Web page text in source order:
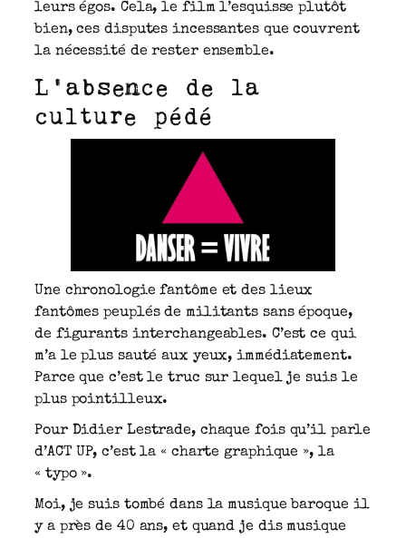
leurs égos. Cela, le film l’esquisse plutôt
bien, ces disputes incessantes que couvrent
la nécessité de rester ensemble.
L’absence de la
culture pédé
Une chronologie fantôme et des lieux
fantômes peuplés de militants sans époque,
de figurants interchangeables. C’est ce qui
m’a le plus sauté aux yeux, immédiatement.
Parce que c’est le truc sur lequel je suis le
plus pointilleux.
Pour Didier Lestrade, chaque fois qu’il parle
d’ACT UP, c’est la « charte graphique », la
« typo ».
Moi, je suis tombé dans la musique baroque il
y a près de 40 ans, et quand je dis musique